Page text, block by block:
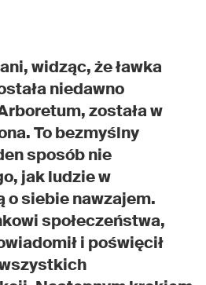
widząc, że ławka
niedawno
została w
To bezmyślny
sposób nie
jak ludzie w
o siebie nawzajem.
społeczeństwa,
i poświęcił